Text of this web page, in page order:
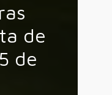
de
de